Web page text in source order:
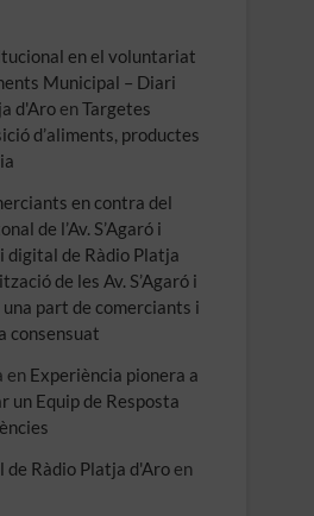
en el voluntariat
Municipal – Diari
d'Aro enTargetes
d’aliments, productes
en contra del
de l’Av. S’Agaró i
digital de Ràdio Platja
de les Av. S’Agaró i
part de comerciants i
consensuat
en Experiència pionera a
un Equip de Resposta
de Ràdio Platja d'Aro en